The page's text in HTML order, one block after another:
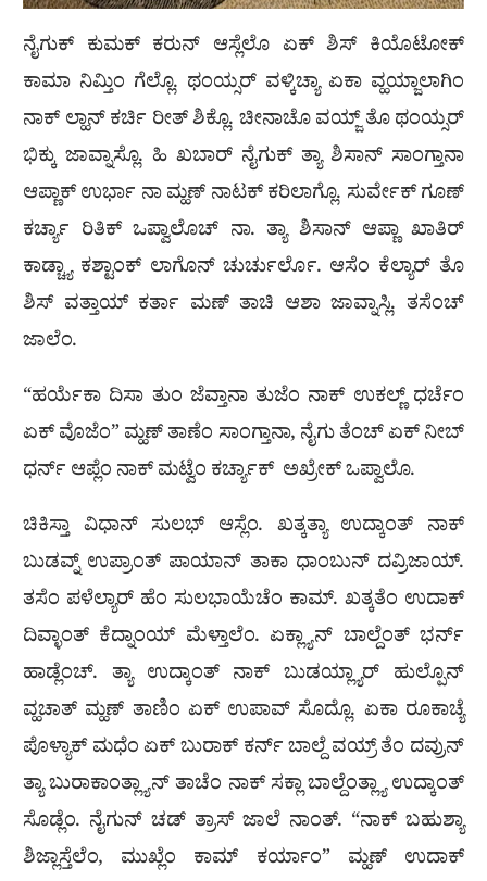
ನೈಗುಕ್ ಕುಮಕ್ ಕರುನ್ ಆಸ್ಲೆಲೊ ಏಕ್ ಶಿಸ್ ಕಿಯೊಟೋಕ್
ಕಾಮಾ ನಿಮ್ತಿಂ ಗೆಲ್ಲೊ. ಥಂಯ್ಸರ್ ವಳ್ಕಿಚ್ಯಾ ಏಕಾ ವ್ಹಯ್ಜಾಲಾಗಿಂ
ನಾಕ್ ಲ್ಹಾನ್ ಕರ್ಚಿ ರೀತ್ ಶಿಕ್ಲೊ. ಚೀನಾಚೊ ವಯ್ಜ್ ತೊ ಥಂಯ್ಸರ್
ಭಿಕ್ಕು ಜಾವ್ನಾಸ್ಲೊ. ಹಿ ಖಬಾರ್ ನೈಗುಕ್ ತ್ಯಾ ಶಿಸಾನ್ ಸಾಂಗ್ತಾನಾ
ಆಪ್ಣಾಕ್ ಉರ್ಭಾ ನಾ ಮ್ಹಣ್ ನಾಟಕ್ ಕರಿಲಾಗ್ಲೊ. ಸುರ್ವೇಕ್ ಗೂಣ್
ಕರ್ಚ್ಯಾ ರಿತಿಕ್ ಒಪ್ವಾಲೊಚ್ ನಾ. ತ್ಯಾ ಶಿಸಾನ್ ಆಪ್ಣಾ ಖಾತಿರ್
ಕಾಡ್ಚ್ಯಾ ಕಶ್ಟಾಂಕ್ ಲಾಗೊನ್ ಚುರ್ಚುರ್ಲೊ. ಆಸೆಂ ಕೆಲ್ಯಾರ್ ತೊ
ಶಿಸ್ ವತ್ತಾಯ್ ಕರ್ತಾ ಮಣ್ ತಾಚಿ ಆಶಾ ಜಾವ್ನಾಸ್ಲಿ. ತಸೆಂಚ್
ಜಾಲೆಂ.
“ಹರ್ಯೆಕಾ ದಿಸಾ ತುಂ ಜೆವ್ತಾನಾ ತುಜೆಂ ನಾಕ್ ಉಕಲ್ಣ್ ಧರ್ಚೆಂ
ಏಕ್ ವೊಜೆಂ” ಮ್ಹಣ್ ತಾಣೆಂ ಸಾಂಗ್ತಾನಾ, ನೈಗು ತೆಂಚ್ ಏಕ್ ನೀಬ್
ಧರ್ನ್ ಆಪ್ಲೆಂ ನಾಕ್ ಮಟ್ವೆಂ ಕರ್ಚ್ಯಾಕ್ ಅಖ್ರೇಕ್ ಒಪ್ವಾಲೊ.
ಚಿಕಿಸ್ತಾ ವಿಧಾನ್ ಸುಲಭ್ ಆಸ್ಲೆಂ. ಖತ್ಕತ್ಯಾ ಉದ್ಕಾಂತ್ ನಾಕ್
ಬುಡವ್ನ್ ಉಪ್ರಾಂತ್ ಪಾಯಾನ್ ತಾಕಾ ಧಾಂಬುನ್ ದವ್ರಿಜಾಯ್.
ತಸೆಂ ಪಳೆಲ್ಯಾರ್ ಹೆಂ ಸುಲಭಾಯೆಚೆಂ ಕಾಮ್. ಖತ್ಕತೆಂ ಉದಾಕ್
ದಿವ್ಳಾಂತ್ ಕೆದ್ನಾಂಯ್ ಮೆಳ್ತಾಲೆಂ. ಏಕ್ಲ್ಯಾನ್ ಬಾಲ್ದೆಂತ್ ಭರ್ನ್
ಹಾಡ್ಲೆಂಚ್. ತ್ಯಾ ಉದ್ಕಾಂತ್ ನಾಕ್ ಬುಡಯ್ಲ್ಯಾರ್ ಹುಲ್ಪೊನ್
ವ್ಹಚಾತ್ ಮ್ಹಣ್ ತಾಣಿಂ ಏಕ್ ಉಪಾವ್ ಸೊದ್ಲೊ. ಏಕಾ ರೂಕಾಚ್ಯೆ
ಪೊಳ್ಯಾಕ್ ಮಧೆಂ ಏಕ್ ಬುರಾಕ್ ಕರ್ನ್ ಬಾಲ್ದೆ ವಯ್ರ್ ತೆಂ ದವ್ರುನ್
ತ್ಯಾ ಬುರಾಕಾಂತ್ಲ್ಯಾನ್ ತಾಚೆಂ ನಾಕ್ ಸಕ್ಲಾ ಬಾಲ್ದೆಂತ್ಲ್ಯಾ ಉದ್ಕಾಂತ್
ಸೊಡ್ಲೆಂ. ನೈಗುನ್ ಚಡ್ ತ್ರಾಸ್ ಜಾಲೆ ನಾಂತ್. “ನಾಕ್ ಬಹುಶ್ಯಾ
ಶಿಜ್ಲಾಸ್ತೆಲೆಂ, ಮುಖ್ಲೆಂ ಕಾಮ್ ಕರ್ಯಾಂ” ಮ್ಹಣ್ ಉದಾಕ್